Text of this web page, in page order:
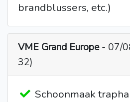
brandblussers, etc.)
VME Grand Europe- 07/
32)
Schoonmaak